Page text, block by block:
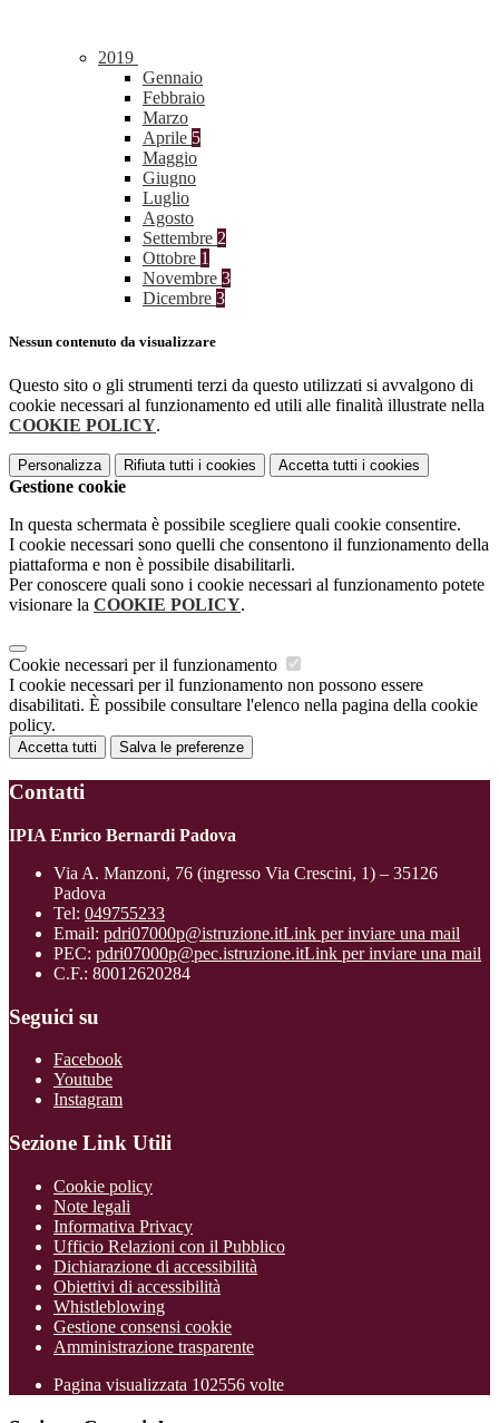
2019
Gennaio
Febbraio
Marzo
Aprile 5
Maggio
Giugno
Luglio
Agosto
Settembre 2
Ottobre 1
Novembre 3
Dicembre 3
Nessun contenuto da visualizzare
Questo sito o gli strumenti terzi da questo utilizzati si avvalgono di
cookie necessari al funzionamento ed utili alle finalità illustrate nella
COOKIE POLICY.
Personalizza Rifiuta tutti i cookies Accetta tutti i cookies
Gestione cookie
In questa schermata è possibile scegliere quali cookie consentire.
I cookie necessari sono quelli che consentono il funzionamento della
piattaforma e non è possibile disabilitarli.
Per conoscere quali sono i cookie necessari al funzionamento potete
visionare la COOKIE POLICY.
Cookie necessari per il funzionamento
I cookie necessari per il funzionamento non possono essere
disabilitati. È possibile consultare l'elenco nella pagina della cookie
policy.
Accetta tutti Salva le preferenze
Contatti
IPIA Enrico Bernardi Padova
Via A. Manzoni, 76 (ingresso Via Crescini, 1) – 35126
Padova
Tel: 049755233
Email: pdri07000p@istruzione.itLink per inviare una mail
PEC: pdri07000p@pec.istruzione.itLink per inviare una mail
C.F.: 80012620284
Seguici su
Facebook
Youtube
Instagram
Sezione Link Utili
Cookie policy
Note legali
Informativa Privacy
Ufficio Relazioni con il Pubblico
Dichiarazione di accessibilità
Obiettivi di accessibilità
Whistleblowing
Gestione consensi cookie
Amministrazione trasparente
Pagina visualizzata 102556 volte